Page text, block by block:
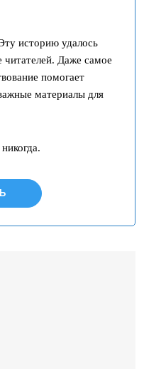
историю удалось
читателей. Даже самое
помогает
материалы для